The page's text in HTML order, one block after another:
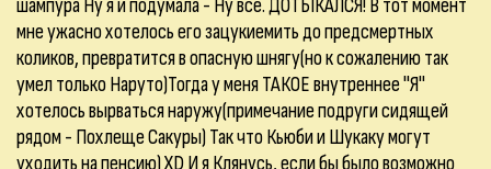
шампура Ну я и подумала - Ну все. ДОТЫКАЛСЯ! В тот момент
мне ужасно хотелось его зацукиемить до предсмертных
коликов, превратится в опасную шнягу(но к сожалению так
умел только Наруто)Тогда у меня ТАКОЕ внутреннее "Я"
хотелось вырваться наружу(примечание подруги сидящей
рядом - Похлеще Сакуры) Так что Кьюби и Шукаку могут
уходить на пенсию) XD И я Клянусь, если бы было возможно